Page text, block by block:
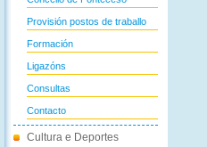
Provisión postos de traballo
Formación
Ligazóns
Consultas
Contacto
Cultura e Deportes